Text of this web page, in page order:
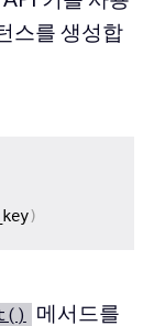
스를 생성합
)
메서드를